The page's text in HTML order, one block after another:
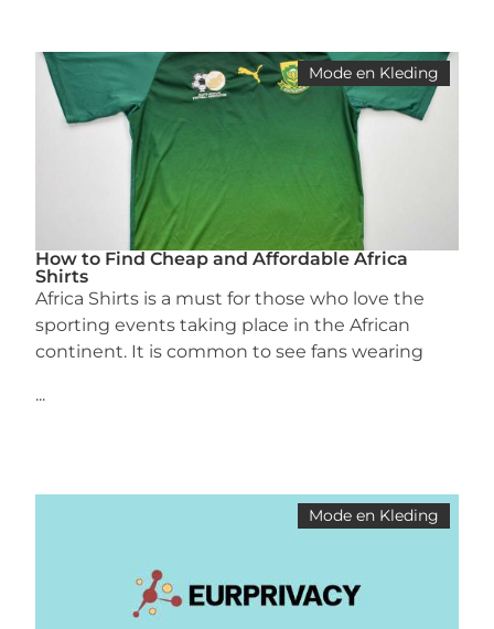
Mode en Kleding
How to Find Cheap and Affordable Africa
Shirts
Africa Shirts is a must for those who love the
sporting events taking place in the African
continent. It is common to see fans wearing
...
Mode en Kleding